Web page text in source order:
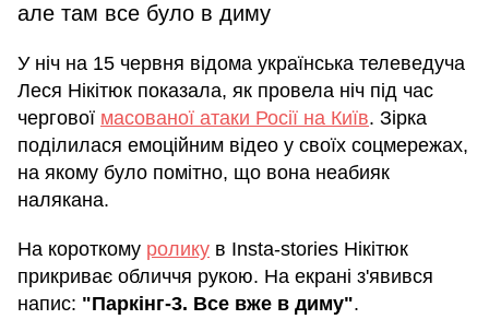
але там все було в диму
У ніч на 15 червня відома українська телеведуча
Леся Нікітюк показала, як провела ніч під час
чергової масованої атаки Росії на Київ. Зірка
поділилася емоційним відео у своїх соцмережах,
на якому було помітно, що вона неабияк
налякана.
На короткому ролику в Insta-stories Нікітюк
прикриває обличчя рукою. На екрані з'явився
напис: "Паркінг-3. Все вже в диму".